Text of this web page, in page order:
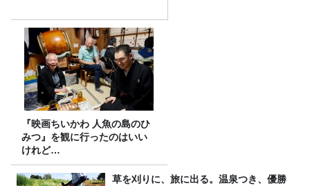
『映画ちいかわ 人魚の島のひ
みつ』を観に行ったのはいい
けれど…
草を刈りに、旅に出る。温泉つき、優勝